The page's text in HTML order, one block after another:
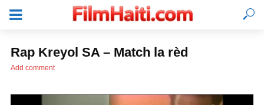
Rap Kreyol SA – Match la rèd
Add comment